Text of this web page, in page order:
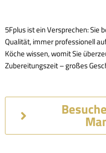
5Fplus ist ein Versprechen: Sie
Qualität, immer professionell
Köche wissen, womit Sie
Zubereitungszeit – großes